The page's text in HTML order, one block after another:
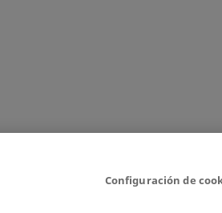
Sistema de
Configuración de